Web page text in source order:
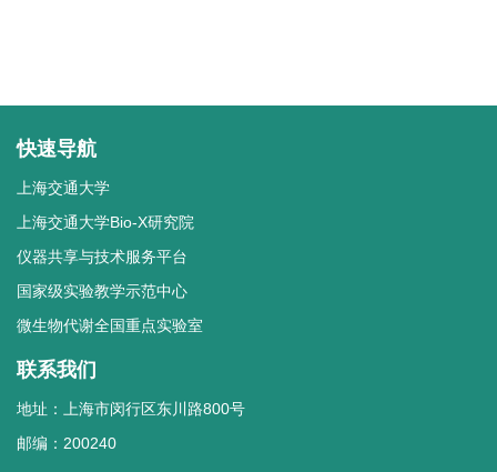
快速导航
上海交通大学
上海交通大学Bio-X研究院
仪器共享与技术服务平台
国家级实验教学示范中心
微生物代谢全国重点实验室
联系我们
地址：上海市闵行区东川路800号
邮编：200240